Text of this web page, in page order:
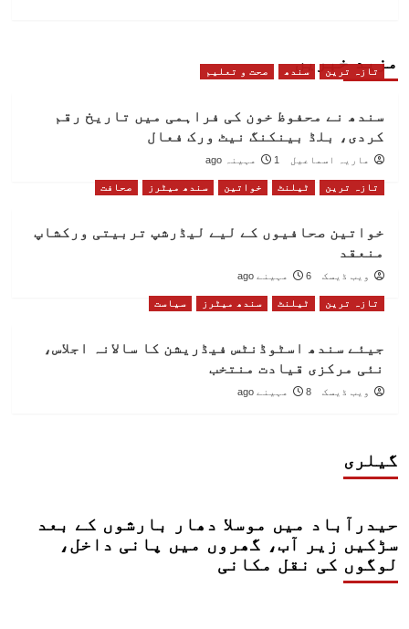
مزید خبریں
تازہ ترین سندھ صحت و تعلیم
سندھ نے محفوظ خون کی فراہمی میں تاریخ رقم
کردی، بلڈ بینکنگ نیٹ ورک فعال
ماریہ اسماعیل 1 مہینہ ago
تازہ ترین ٹیلنٹ خواتین سندھ میٹرز صحافت
خواتین صحافیوں کے لیے لیڈرشپ تربیتی ورکشاپ
منعقد
ویب ڈیسک 6 مہینے ago
تازہ ترین ٹیلنٹ سندھ میٹرز سیاست
جیئے سندھ اسٹوڈنٹس فیڈریشن کا سالانہ اجلاس،
نئی مرکزی قیادت منتخب
ویب ڈیسک 8 مہینے ago
گیلری
حیدرآباد میں موسلا دھار بارشوں کے بعد
سڑکیں زیر آب، گھروں میں پانی داخل،
لوگوں کی نقل مکانی